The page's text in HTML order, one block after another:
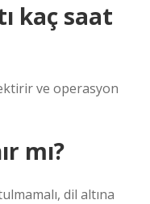
kaç saat
ve operasyon
mı?
dil altına